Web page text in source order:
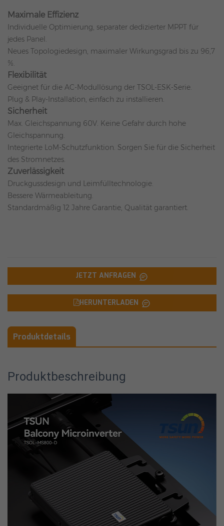
Maximale Effizienz
Individuelle Optimierung, separater dedizierter MPPT für
jedes Panel.
Neues Topologiedesign, maximaler Wirkungsgrad bis zu 96,7
%.
Flexibilität
Geeignet für die AC-Modullösung der TSOL-ESK-Serie.
Plug & Play-Installation, einfach zu installieren.
Sicherheit
Max. Gleichspannung 60V. Keine Gefahr durch hohe
Gleichspannung.
Integrierte LoM-Schutzfunktion. Sorgen Sie für die Sicherheit
des Stromnetzes.
Zuverlässigkeit
Druckgussdesign und Leimfülltechnologie.
Bessere Wärmeableitung.
Standardmäßig 12 Jahre Garantie, Qualität garantiert.
JETZT ANFRAGEN
HERUNTERLADEN
Produktdetails
Produktbeschreibung